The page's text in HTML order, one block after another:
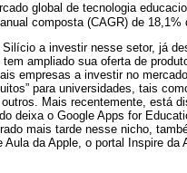
global de tecnologia
composta (CAGR) de 18,1%
a investir nesse setor, já
ampliado sua oferta de
empresas a investir no
para universidades, tais
Mais recentemente, está
deixa o Google Apps for
mais tarde nesse nicho,
da Apple, o portal Inspire da